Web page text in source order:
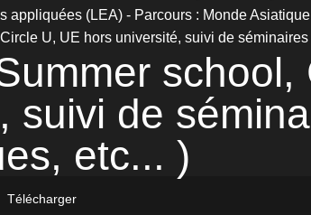
appliquées (LEA) - Parcours : Monde
U, UE hors université, suivi de
suivi de
etc... )
Télécharger